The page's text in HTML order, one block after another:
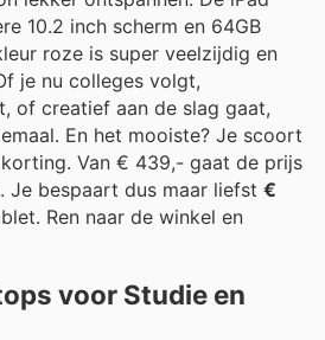
10.2 inch scherm en 64GB
roze is super veelzijdig en
je nu colleges volgt,
of creatief aan de slag gaat,
En het mooiste? Je scoort
Van € 439,- gaat de prijs
. Je bespaart dus maar liefst €
Ren naar de winkel en
voor Studie en